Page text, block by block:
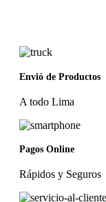
Envió de Productos
A todo Lima
Pagos Online
Rápidos y Seguros